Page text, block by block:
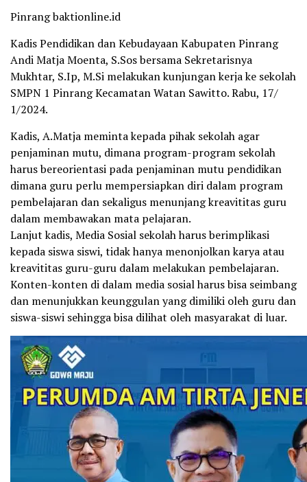
Pinrang baktionline.id
Kadis Pendidikan dan Kebudayaan Kabupaten Pinrang
Andi Matja Moenta, S.Sos bersama Sekretarisnya
Mukhtar, S.Ip, M.Si melakukan kunjungan kerja ke sekolah
SMPN 1 Pinrang Kecamatan Watan Sawitto. Rabu, 17/
1/2024.
Kadis, A.Matja meminta kepada pihak sekolah agar
penjaminan mutu, dimana program-program sekolah
harus bereorientasi pada penjaminan mutu pendidikan
dimana guru perlu mempersiapkan diri dalam program
pembelajaran dan sekaligus menunjang kreavititas guru
dalam membawakan mata pelajaran.
Lanjut kadis, Media Sosial sekolah harus berimplikasi
kepada siswa siswi, tidak hanya menonjolkan karya atau
kreavititas guru-guru dalam melakukan pembelajaran.
Konten-konten di dalam media sosial harus bisa seimbang
dan menunjukkan keunggulan yang dimiliki oleh guru dan
siswa-siswi sehingga bisa dilihat oleh masyarakat di luar.